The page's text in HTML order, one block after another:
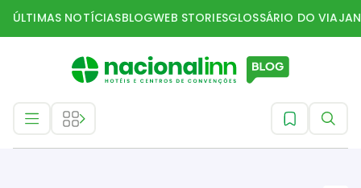
ÚLTIMAS NOTÍCIASBLOGWEB STORIESGLOSSÁRIO DO